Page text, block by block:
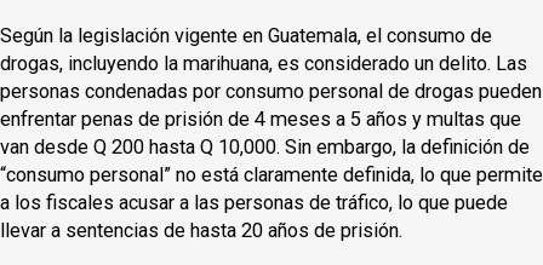
Según la legislación vigente en Guatemala, el consumo de
drogas, incluyendo la marihuana, es considerado un delito. Las
personas condenadas por consumo personal de drogas pueden
enfrentar penas de prisión de 4 meses a 5 años y multas que
van desde Q 200 hasta Q 10,000. Sin embargo, la definición de
“consumo personal” no está claramente definida, lo que permite
a los fiscales acusar a las personas de tráfico, lo que puede
llevar a sentencias de hasta 20 años de prisión.